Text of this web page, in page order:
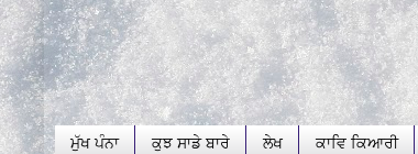
ਮੁੱਖ ਪੰਨਾ ਕੁਝ ਸਾਡੇ ਬਾਰੇ ਲੇਖ ਕਾਵਿ ਕਿਆਰੀ